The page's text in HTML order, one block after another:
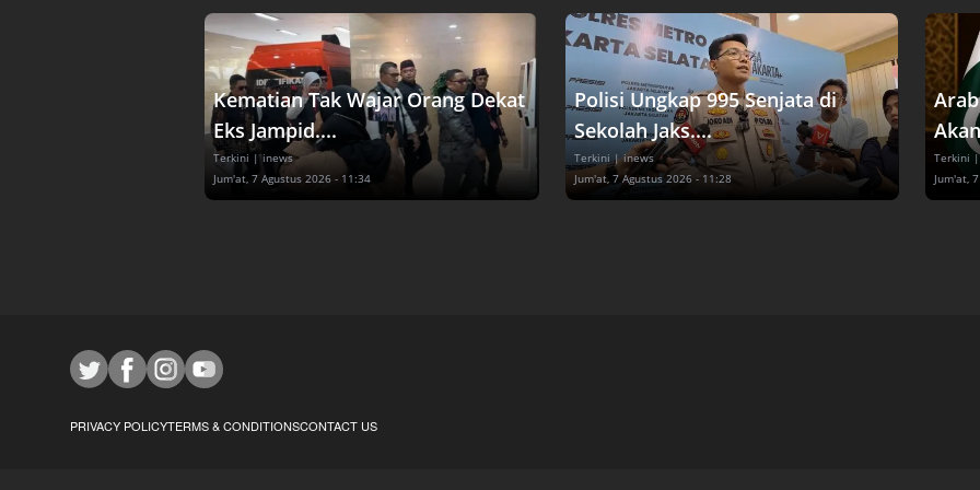
Kematian Tak Wajar Orang Dekat
Eks Jampid....
Terkini | inews
Jum'at, 7 Agustus 2026 - 11:34
Polisi Ungkap 995 Senjata di
Sekolah Jaks....
Terkini | inews
Jum'at, 7 Agustus 2026 - 11:28
Terkini |
Jum'at,
PRIVACY POLICYTERMS & CONDITIONSCONTACT US